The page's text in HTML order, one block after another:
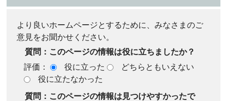
より良いホームページとするために、みなさまのご
意見をお聞かせください。
質問：このページの情報は役に立ちましたか？
評価：
役に立った
どちらともいえない
役に立たなかった
質問：このページの情報は見つけやすかったで